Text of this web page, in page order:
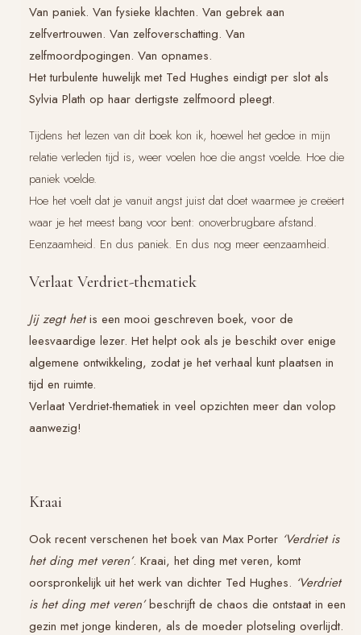
Van paniek. Van fysieke klachten. Van gebrek aan
zelfvertrouwen. Van zelfoverschatting. Van
zelfmoordpogingen. Van opnames.
Het turbulente huwelijk met Ted Hughes eindigt per slot als
Sylvia Plath op haar dertigste zelfmoord pleegt.
Tijdens het lezen van dit boek kon ik, hoewel het gedoe in mijn
relatie verleden tijd is, weer voelen hoe die angst voelde. Hoe die
paniek voelde.
Hoe het voelt dat je vanuit angst juist dat doet waarmee je creëert
waar je het meest bang voor bent: onoverbrugbare afstand.
Eenzaamheid. En dus paniek. En dus nog meer eenzaamheid.
Verlaat Verdriet-thematiek
Jij zegt hetis een mooi geschreven boek, voor de
leesvaardige lezer. Het helpt ook als je beschikt over enige
algemene ontwikkeling, zodat je het verhaal kunt plaatsen in
tijd en ruimte.
Verlaat Verdriet-thematiek in veel opzichten meer dan volop
aanwezig!
Kraai
Ook recent verschenen het boek van Max Porter ‘Verdriet is
het ding met veren’. Kraai, het ding met veren, komt
oorspronkelijk uit het werk van dichter Ted Hughes. ‘Verdriet
is het ding met veren’beschrijft de chaos die ontstaat in een
gezin met jonge kinderen, als de moeder plotseling overlijdt.